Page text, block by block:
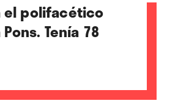
el polifacético
Tenía 78